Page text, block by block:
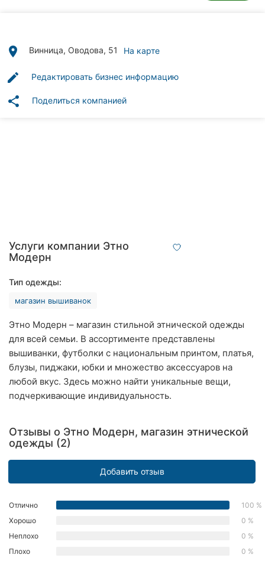
Все
Хмельницкий
Одесса
Кропивницкий
Киев
Харьков
Днепр
Николаев
place Винница, Оводова, 51 На карте
edit Редактировать бизнес информацию
share Поделиться компанией
Услуги компании Этно
Модерн
Тип одежды:
магазин вышиванок
Этно Модерн – магазин стильной этнической одежды
для всей семьи. В ассортименте представлены
вышиванки, футболки с национальным принтом, платья,
блузы, пиджаки, юбки и множество аксессуаров на
любой вкус. Здесь можно найти уникальные вещи,
подчеркивающие индивидуальность.
Отзывы о Этно Модерн, магазин этнической
одежды (2)
Добавить отзыв
Отлично
100 %
Хорошо
0 %
Неплохо
0 %
Плохо
0 %